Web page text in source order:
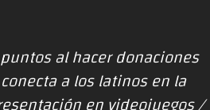
al hacer donaciones
a los latinos en la